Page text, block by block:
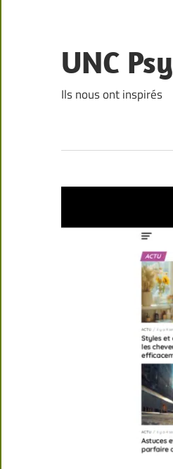
content
UNC Psy
Ils nous ont inspirés